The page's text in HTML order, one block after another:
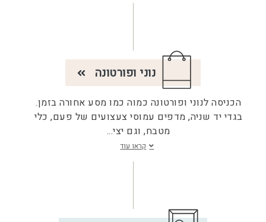
נוני ופורטונה
הכניסה לנוני ופורטונה כמוה כמו מסע אחורה בזמן.
בגדי יד שניה, מדפים עמוסי צעצועים של פעם, כלי
מטבח, וגם יצי...
קראו עוד